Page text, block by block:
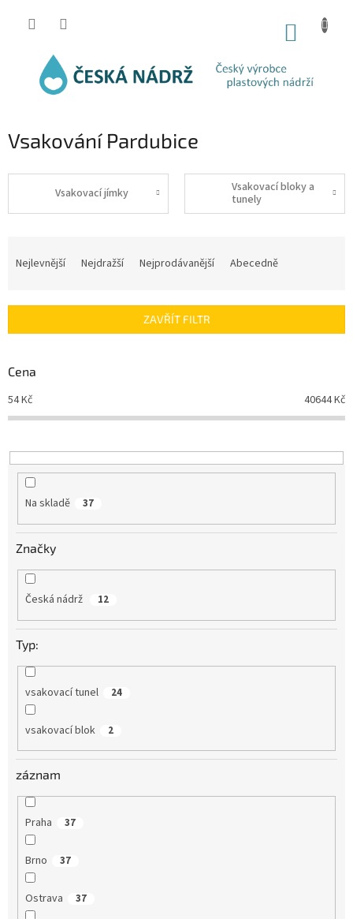
Vsakování Pardubice
Vsakovací jímky
Vsakovací bloky a
tunely
í
r
o
d
u
t
ů
Nejlevnější Nejdražší Nejprodávanější Abecedně
ZAVŘÍT FILTR
Cena
54Kč 40644Kč
Na skladě 37
Značky
Česká nádrž 12
Typ:
vsakovací tunel 24
vsakovací blok 2
záznam
Praha 37
Brno 37
Ostrava 37